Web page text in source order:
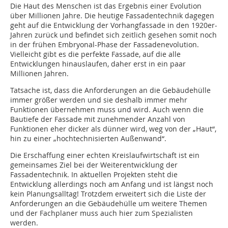
Die Haut des Menschen ist das Ergebnis einer Evolution
über Millionen Jahre. Die heutige Fassadentechnik dagegen
geht auf die Entwicklung der Vorhangfassade in den 1920er-
Jahren zurück und befindet sich zeitlich gesehen somit noch
in der frühen Embryonal-Phase der Fassadenevolution.
Vielleicht gibt es die perfekte Fassade, auf die alle
Entwicklungen hinauslaufen, daher erst in ein paar
Millionen Jahren.
Tatsache ist, dass die Anforderungen an die Gebäudehülle
immer größer werden und sie deshalb immer mehr
Funktionen übernehmen muss und wird. Auch wenn die
Bautiefe der Fassade mit zunehmender Anzahl von
Funktionen eher dicker als dünner wird, weg von der „Haut“,
hin zu einer „hochtechnisierten Außenwand“.
Die Erschaffung einer echten Kreislaufwirtschaft ist ein
gemeinsames Ziel bei der Weiterentwicklung der
Fassadentechnik. In aktuellen Projekten steht die
Entwicklung allerdings noch am Anfang und ist längst noch
kein Planungsalltag! Trotzdem erweitert sich die Liste der
Anforderungen an die Gebäudehülle um weitere Themen
und der Fachplaner muss auch hier zum Spezialisten
werden.